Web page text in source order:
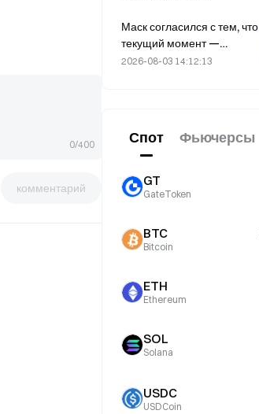
0/400
комментарий
лесные пожары на фоне
рекордного сезона лесных
пожаров
Маск согласился с тем, что
текущий момент —
удачная возможность для
2026-08-03 14:12:13
Спот Фьючерсы
GT
GateToken
BTC
Bitcoin
ETH
Ethereum
SOL
Solana
USDC
USDCoin